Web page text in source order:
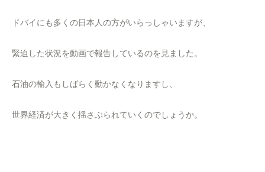
ドバイにも多くの日本人の方がいらっしゃいますが、
緊迫した状況を動画で報告しているのを見ました。
石油の輸入もしばらく動かなくなりますし、
世界経済が大きく揺さぶられていくのでしょうか。